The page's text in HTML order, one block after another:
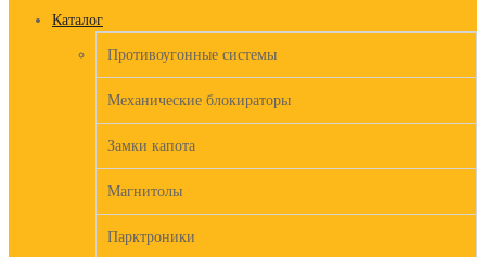
Каталог
Противоугонные системы
Механические блокираторы
Замки капота
Магнитолы
Парктроники